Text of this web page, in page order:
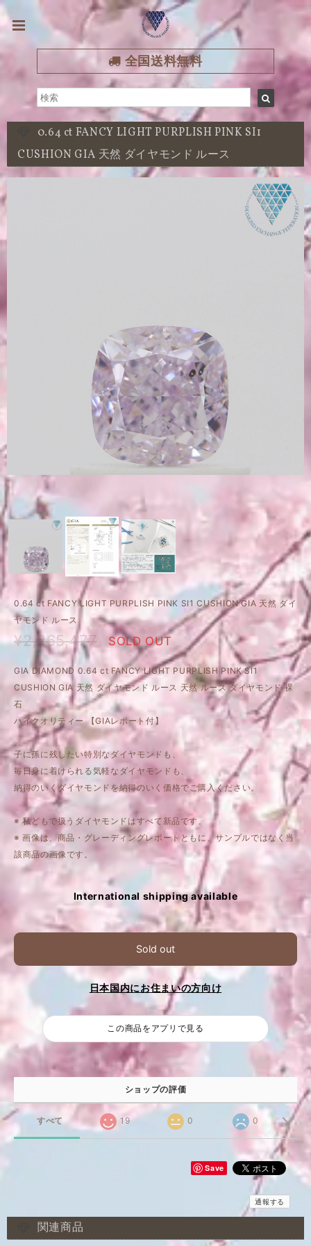
全国送料無料
0.64 ct FANCY LIGHT PURPLISH PINK SI1
CUSHION GIA 天然 ダイヤモンド ルース
0.64 ct FANCY LIGHT PURPLISH PINK SI1 CUSHION GIA 天然 ダイ
ヤモンド ルース
¥2,265,477 SOLD OUT
GIA DIAMOND 0.64 ct FANCY LIGHT PURPLISH PINK SI1
CUSHION GIA 天然 ダイヤモンド ルース 天然 ルース ダイヤモンド 裸
石
ハイクオリティー 【GIAレポート付】
子に孫に残したい特別なダイヤモンドも、
毎日身に着けられる気軽なダイヤモンドも、
納得のいくダイヤモンドを納得のいく価格でご購入ください。
※ 私どもで扱うダイヤモンドはすべて新品です。
※ 画像は、商品・グレーディングレポートともに、サンプルではなく当
該商品の画像です。
International shipping available
Sold out
日本国内にお住まいの方向け
この商品をアプリで見る
ショップの評価
すべて 19 0 0
Save
通報する
関連商品